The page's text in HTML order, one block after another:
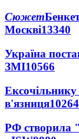
Сюжет
Москві13340
Україна
ЗМІ10566
в'язниця10264
РФ створила